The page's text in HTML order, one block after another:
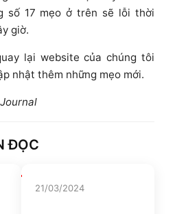
số 17 mẹo ở trên sẽ lỗi thời
giờ.
lại website của chúng tôi
nhật thêm những mẹo mới.
ĐỌC
21/03/2024